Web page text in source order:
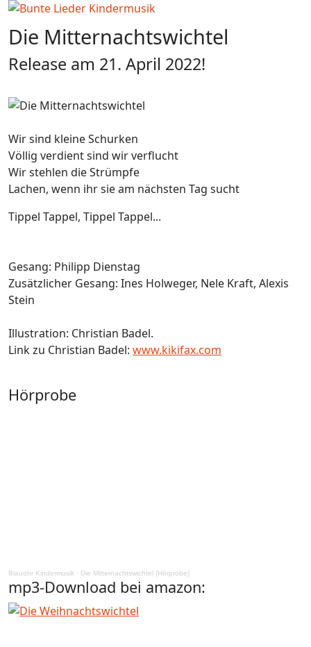
Die Mitternachtswichtel
Release am 21. April 2022!
Wir sind kleine Schurken
Völlig verdient sind wir verflucht
Wir stehlen die Strümpfe
Lachen, wenn ihr sie am nächsten Tag sucht
Tippel Tappel, Tippel Tappel...
Gesang: Philipp Dienstag
Zusätzlicher Gesang: Ines Holweger, Nele Kraft, Alexis
Stein
Illustration: Christian Badel.
Link zu Christian Badel: www.kikifax.com
Hörprobe
Blauohr Kindermusik · Die Mitternachtswichtel (Hörprobe)
mp3-Download bei amazon: